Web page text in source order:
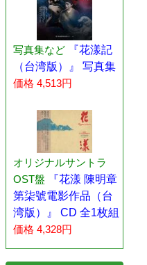
写真集など
『花漾記
（台湾版）』 写真集
価格 4,513円
オリジナルサントラ
OST盤
『花漾 陳明章
第柒號電影作品（台
湾版）』 CD 全1枚組
価格 4,328円